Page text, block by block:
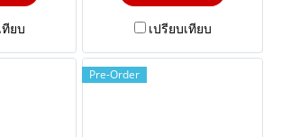
ทียบ เปรียบเทียบ
Pre-Order